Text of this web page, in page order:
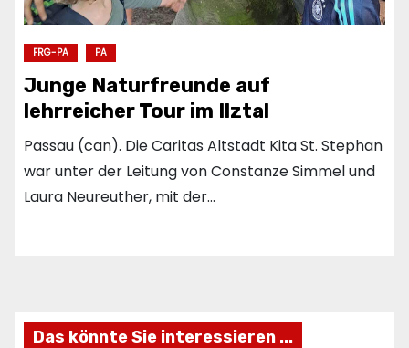
FRG-PA PA
Junge Naturfreunde auf
lehrreicher Tour im Ilztal
Passau (can). Die Caritas Altstadt Kita St. Stephan
war unter der Leitung von Constanze Simmel und
Laura Neureuther, mit der…
Das könnte Sie interessieren ...